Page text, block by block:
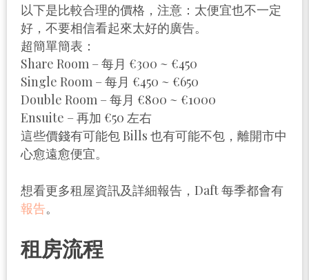
以下是比較合理的價格，注意：太便宜也不一定
好，不要相信看起來太好的廣告。
超簡單簡表：
Share Room – 每月 €300 ~ €450
Single Room – 每月 €450 ~ €650
Double Room – 每月 €800 ~ €1000
Ensuite – 再加 €50 左右
這些價錢有可能包 Bills 也有可能不包，離開市中
心愈遠愈便宜。
想看更多租屋資訊及詳細報告，Daft 每季都會有
報告。
租房流程